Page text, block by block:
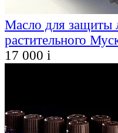
Масло для защиты
растительного
17 000 i